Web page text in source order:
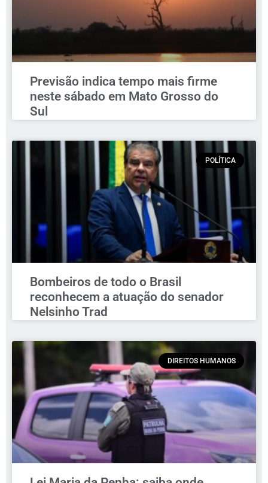
Previsão indica tempo mais firme
neste sábado em Mato Grosso do
Sul
POLÍTICA
Bombeiros de todo o Brasil
reconhecem a atuação do senador
Nelsinho Trad
DIREITOS HUMANOS